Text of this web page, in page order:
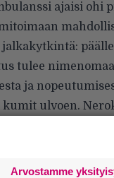
ajaisi ohi
jalkakytkintä:
tulee
ja
ulvoen.
kaikissa niin
säätää
ja
Arvostamme